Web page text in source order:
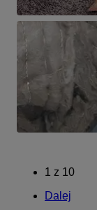
1 z 10
Dalej